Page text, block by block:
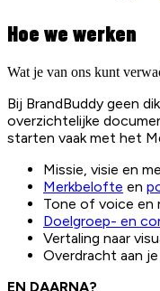
Hoe we werken
Wat je van ons kunt
Bij BrandBuddy geen
overzichtelijke
starten vaak met het
Missie, visie en
Merkbelofte en
Tone of voice en
Doelgroep- en
Vertaling naar
Overdracht aan
EN DAARNA?